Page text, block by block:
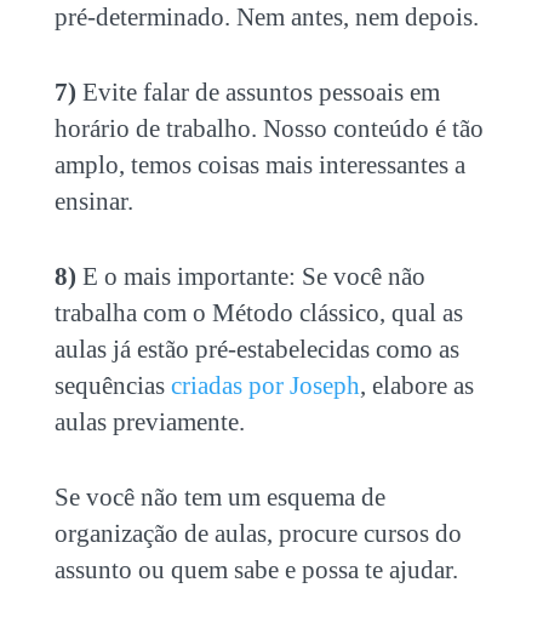
pré-determinado. Nem antes, nem depois.
7) Evite falar de assuntos pessoais em
horário de trabalho. Nosso conteúdo é tão
amplo, temos coisas mais interessantes a
ensinar.
8) E o mais importante: Se você não
trabalha com o Método clássico, qual as
aulas já estão pré-estabelecidas como as
sequências criadas por Joseph, elabore as
aulas previamente.
Se você não tem um esquema de
organização de aulas, procure cursos do
assunto ou quem sabe e possa te ajudar.